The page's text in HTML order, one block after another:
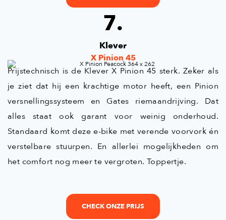
7.
Klever
X Pinion 45
Prijstechnisch is de Klever X Pinion 45 sterk. Zeker als
je ziet dat hij een krachtige motor heeft, een Pinion
versnellingssysteem en Gates riemaandrijving. Dat
alles staat ook garant voor weinig onderhoud.
Standaard komt deze e-bike met verende voorvork én
verstelbare stuurpen. En allerlei mogelijkheden om
het comfort nog meer te vergroten. Toppertje.
CHECK ONZE PRIJS